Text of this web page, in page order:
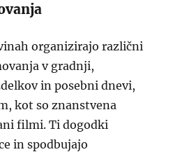
organizirajo različni
v gradnji,
in posebni dnevi,
kot so znanstvena
filmi. Ti dogodki
in spodbujajo